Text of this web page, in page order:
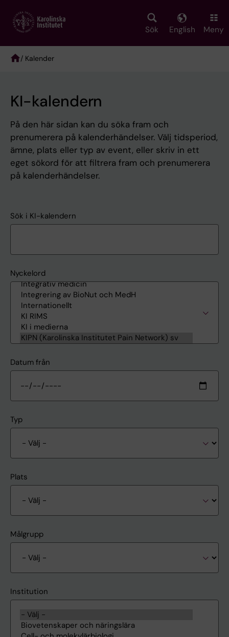
main
Sök English Meny
/ Kalender
KI-kalendern
På den här sidan kan du söka fram och
prenumerera på kalenderhändelser. Välj tidsperiod,
ämne, plats eller typ av event, eller skriv in ett
eget sökord för att filtrera fram och prenumerera
på kalenderhändelser.
Sök i KI-kalendern
Nyckelord
Datum från
Typ
Plats
Målgrupp
Institution